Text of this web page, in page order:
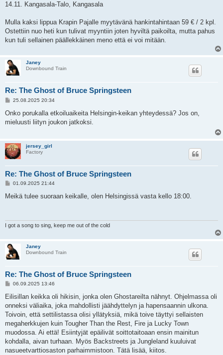
14.11. Kangasala-Talo, Kangasala
Mulla kaksi lippua Krapin Pajalle myytävänä hankintahintaan 59 € / 2 kpl.
Ostettiin nuo heti kun tulivat myyntiin joten hyviltä paikoilta, mutta pahus
kun tuli sellainen päällekkäinen meno että ei voi mitään.
Janey
Downbound Train
Re: The Ghost of Bruce Springsteen
V
e
t
25.08.2025 20:34
Onko porukalla etkoiluaikeita Helsingin-keikan yhteydessä? Jos on,
mieluusti liityn joukon jatkoksi.
jersey_girl
Factory
Re: The Ghost of Bruce Springsteen
V
e
01.09.2025 21:44
Meikä tulee suoraan keikalle, olen Helsingissä vasta kello 18:00.
I got a song to sing, keep me out of the cold
Janey
Downbound Train
Re: The Ghost of Bruce Springsteen
V
e
t
i
06.09.2025 13:46
Eilisillan keikka oli hikisin, jonka olen Ghostareilta nähnyt. Ohjelmassa oli
onneksi väliaika, joka mahdollisti jäähdyttelyn ja hapensaannin ulkona.
Toivoin, että settilistassa olisi yllätyksiä, mikä toive täyttyi sellaisten
megaherkkujen kuin Tougher Than the Rest, Fire ja Lucky Town
muodossa. Ai että! Esiintyjät epäilivät soittotaitoaan ensin mainitun
kohdalla, aivan turhaan. Myös Backstreets ja Jungleland kuuluivat
nasueetvarttiosaston parhaimmistoon. Tätä lisää, kiitos.